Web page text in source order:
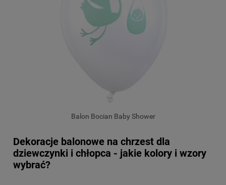
Balon Bocian Baby Shower
Dekoracje balonowe na chrzest dla
dziewczynki i chłopca - jakie kolory i wzory
wybrać?